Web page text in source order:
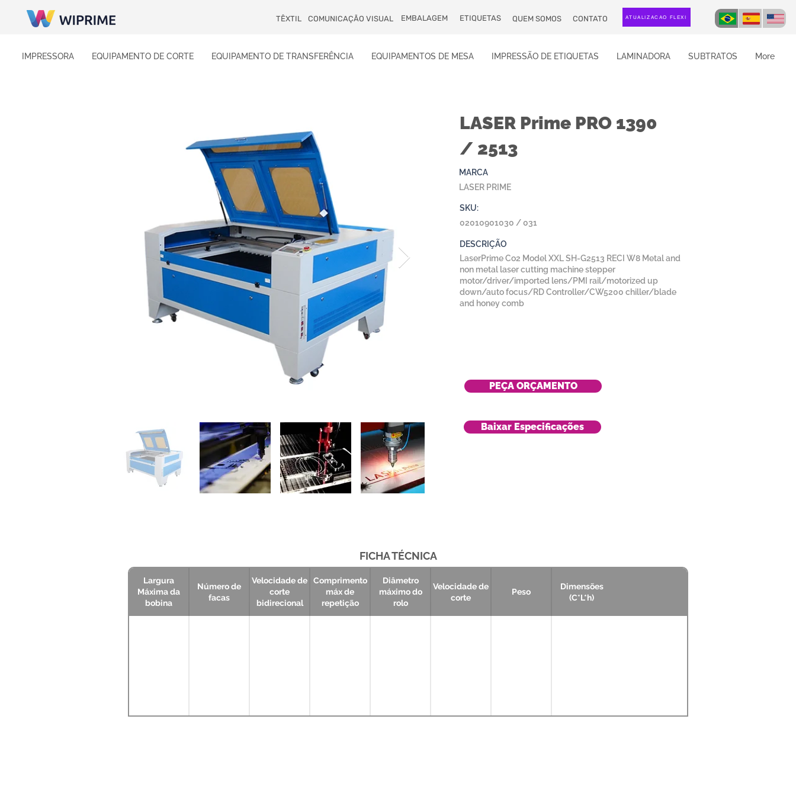
TÊXTIL COMUNICAÇÃO VISUAL EMBALAGEM ETIQUETAS QUEM SOMOS CONTATO ATUALIZAÇÃO FLEXI
IMPRESSORA EQUIPAMENTO DE CORTE EQUIPAMENTO DE TRANSFERÊNCIA EQUIPAMENTOS DE MESA IMPRESSÃO DE ETIQUETAS LAMINADORA SUBTRATOS More
LASER Prime PRO 1390
/ 2513
MARCA
LASER PRIME
SKU:
02010901030 / 031
DESCRIÇÃO
LaserPrime Co2 Model XXL SH-G2513 RECI W8 Metal and
non metal laser cutting machine stepper
motor/driver/imported lens/PMI rail/motorized up
down/auto focus/RD Controller/CW5200 chiller/blade
and honey comb
PEÇA ORÇAMENTO
Baixar Especificações
FICHA TÉCNICA
Largura
Máxima da
bobina
Número de
facas
Velocidade de
corte
bidirecional
Comprimento
máx de
repetição
Diâmetro
máximo do
rolo
Velocidade de
corte
Peso
Dimensões
(C*L*h)